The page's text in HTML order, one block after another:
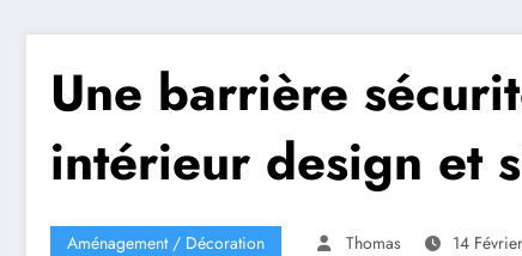
Une barrière
intérieur design et
Aménagement / Décoration Thomas 14